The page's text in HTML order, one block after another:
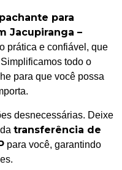
para
Jacupiranga –
prática e confiável, que
todo o
para que você possa
desnecessárias. Deixe
transferência de
para você, garantindo